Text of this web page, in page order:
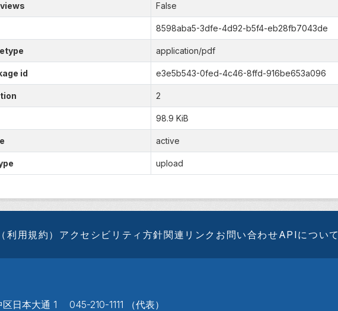
False
8598aba5-3dfe-4d92-b5f4-eb28fb7043de
application/pdf
id e3e5b543-0fed-4c46-8ffd-916be653a096
2
98.9 KiB
active
upload
利用規約） アクセシビリティ方針関連リンク お問い合わせAPIについて
日本大通 1 045-210-1111 （代表）